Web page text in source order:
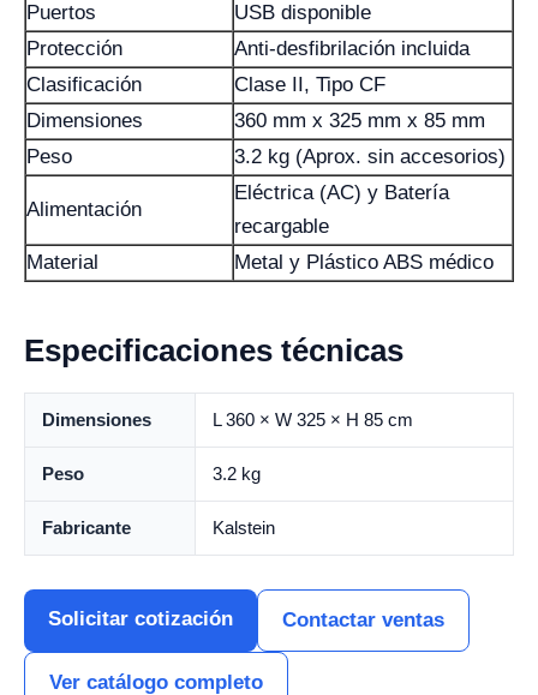
Puertos
USB disponible
Protección
Anti-desfibrilación incluida
Clasificación
Clase II, Tipo CF
Dimensiones
360 mm x 325 mm x 85 mm
Peso
3.2 kg (Aprox. sin accesorios)
Alimentación
Eléctrica (AC) y Batería
recargable
Material
Metal y Plástico ABS médico
Especificaciones técnicas
Dimensiones L 360 × W 325 × H 85 cm
Peso 3.2 kg
Fabricante Kalstein
Solicitar cotización Contactar ventas
Ver catálogo completo